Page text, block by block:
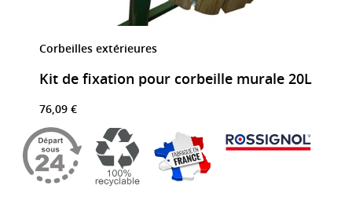
Corbeilles extérieures
Kit de fixation pour corbeille murale 20L
76,09 €